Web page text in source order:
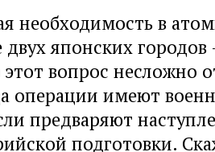
необходимость в
двух японских
вопрос несложно
операции имеют
предваряют
подготовки.